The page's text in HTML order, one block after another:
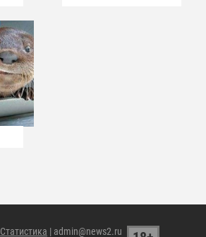
Статистика | admin@news2.ru